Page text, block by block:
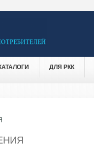
ДЛЯ РКК